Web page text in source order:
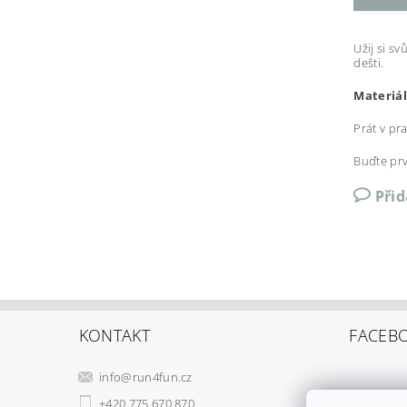
Užij si
dešti.
Prát v
Buďte
KONTAKT
info@run4fun.cz
+420 775 670 870